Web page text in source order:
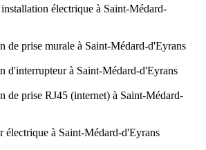
électrique à Saint-Médard-
de prise murale à Saint-Médard-d'Eyrans
d'interrupteur à Saint-Médard-d'Eyrans
de prise RJ45 (internet) à Saint-Médard-
électrique à Saint-Médard-d'Eyrans